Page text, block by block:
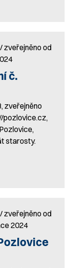
/ zveřejněno od
č.
zveřejněno
pozlovice.cz,
starosty.
/ zveřejněno od
2024